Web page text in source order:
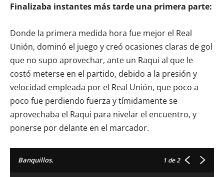
Finalizaba instantes más tarde una primera parte:
Donde la primera medida hora fue mejor el Real
Unión, dominó el juego y creó ocasiones claras de gol
que no supo aprovechar, ante un Raqui al que le
costó meterse en el partido, debido a la presión y
velocidad empleada por el Real Unión, que poco a
poco fue perdiendo fuerza y tímidamente se
aprovechaba el Raqui para nivelar el encuentro, y
ponerse por delante en el marcador.
Banquillos. 1 de 2